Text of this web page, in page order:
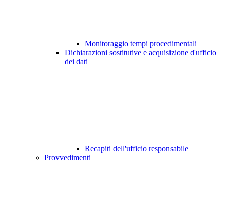
Monitoraggio tempi procedimentali
Dichiarazioni sostitutive e acquisizione d'ufficio
dei dati
Recapiti dell'ufficio responsabile
Provvedimenti